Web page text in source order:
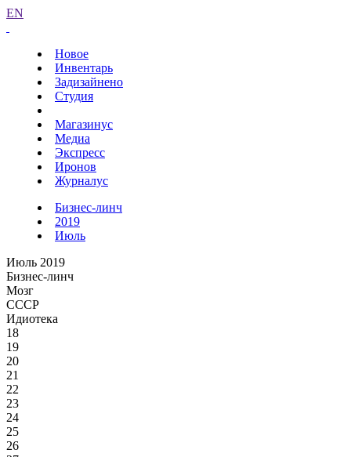
EN
Новое
Инвентарь
Задизайнено
Студия
Магазинус
Медиа
Экспресс
Иронов
Журналус
Бизнес-линч
2019
Июль
Июль 2019
Бизнес-линч
Мозг
СССР
Идиотека
18
19
20
21
22
23
24
25
26